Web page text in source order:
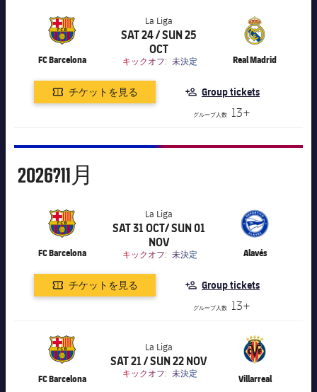
FC Barcelona
label.competition.name.21
La Liga
SAT 24 / SUN 25
OCT
キックオフ: 未決定 Real Madrid
label.aria.chevronright
チケットを見る Group tickets
グループ人数 13+
11月
2026?11月
FC Barcelona
label.competition.name.21
La Liga
SAT 31 OCT/ SUN 01
NOV
キックオフ: 未決定 Alavés
label.aria.chevronright
チケットを見る Group tickets
グループ人数 13+
FC Barcelona
label.competition.name.21
La Liga
SAT 21 / SUN 22 NOV
キックオフ: 未決定 Villarreal
label.aria.chevronright